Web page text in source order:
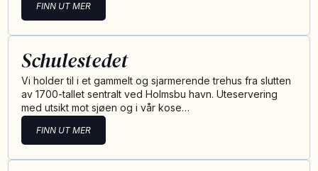
FINN UT MER
Schulestedet
Vi holder til i et gammelt og sjarmerende trehus fra slutten
av 1700-tallet sentralt ved Holmsbu havn. Uteservering
med utsikt mot sjøen og i vår kose…
FINN UT MER